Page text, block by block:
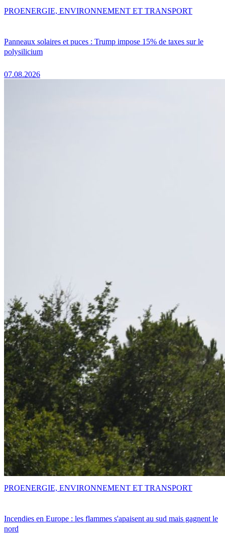
Panneaux solaires et puces : Trump impose 15% de taxes sur le
polysilicium
07.08.2026
PROENERGIE, ENVIRONNEMENT ET TRANSPORT
Incendies en Europe : les flammes s'apaisent au sud mais gagnent le
nord
PROENERGIE, ENVIRONNEMENT ET TRANSPORT